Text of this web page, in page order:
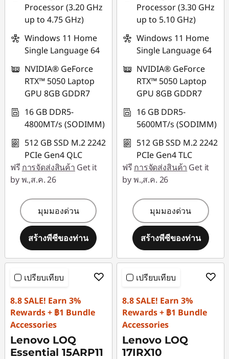
ใช้ eCoupon :
MIDNIGHT
Processor (3.20 GHz
up to 4.75 GHz)
Windows 11 Home
Single Language 64
NVIDIA® GeForce
RTX™ 5050 Laptop
GPU 8GB GDDR7
16 GB DDR5-
4800MT/s (SODIMM)
512 GB SSD M.2 2242
PCIe Gen4 QLC
ฟรี การจัดส่งสินค้า Get it
by พ.,ส.ค. 26
มุมมองด่วน
สร้างพีซีของท่าน
Processor (3.30 GHz
up to 5.10 GHz)
Windows 11 Home
Single Language 64
NVIDIA® GeForce
RTX™ 5050 Laptop
GPU 8GB GDDR7
16 GB DDR5-
5600MT/s (SODIMM)
512 GB SSD M.2 2242
PCIe Gen4 TLC
ฟรี การจัดส่งสินค้า Get it
by พ.,ส.ค. 26
มุมมองด่วน
สร้างพีซีของท่าน
เปรียบเทียบ
8.8 SALE! Earn 3%
Rewards + ฿1 Bundle
Accessories
Lenovo LOQ
Essential 15ARP11
เปรียบเทียบ
8.8 SALE! Earn 3%
Rewards + ฿1 Bundle
Accessories
Lenovo LOQ
17IRX10